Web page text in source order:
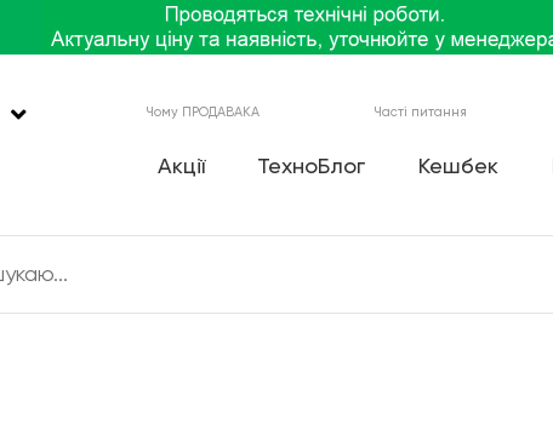
Чому ПРОДАВАКА Часті питання
Акції ТехноБлог Кешбек